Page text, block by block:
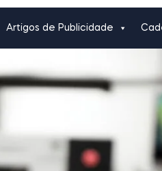
Artigos de Publicidade